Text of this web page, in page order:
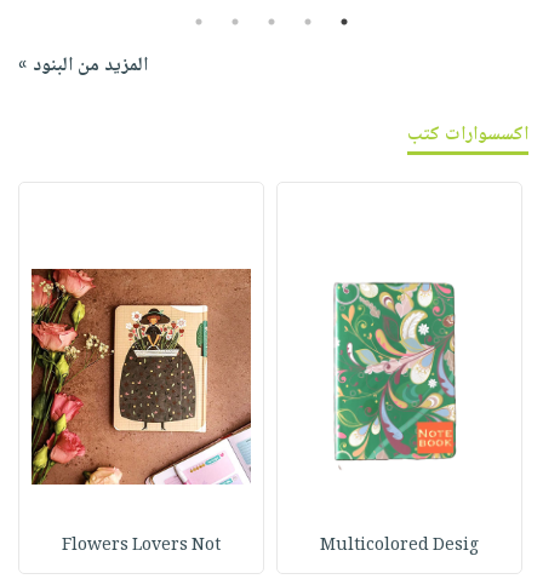
1
2
3
4
5
المزيد من البنود »
اكسسوارات كتب
Multicolored Desig
Flowers Lovers Not